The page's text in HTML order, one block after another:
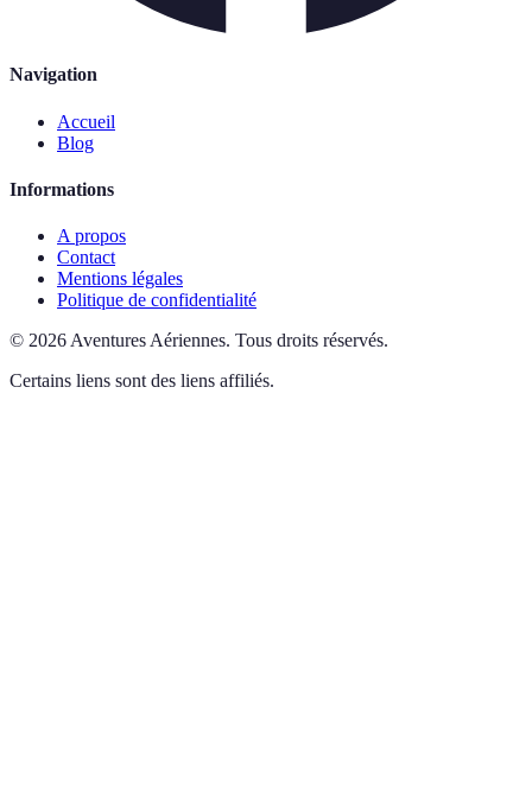
Navigation
Accueil
Blog
Informations
A propos
Contact
Mentions légales
Politique de confidentialité
© 2026 Aventures Aériennes. Tous droits réservés.
Certains liens sont des liens affiliés.